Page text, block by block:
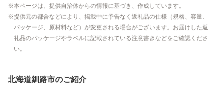
本ページは、提供自治体からの情報に基づき、作成しています。
提供元の都合などにより、掲載中に予告なく返礼品の仕様（規格、容量、
パッケージ、原材料など）が変更される場合がございます。お届けした返
礼品のパッケージやラベルに記載されている注意書きなどをご確認くださ
い。
北海道釧路市のご紹介